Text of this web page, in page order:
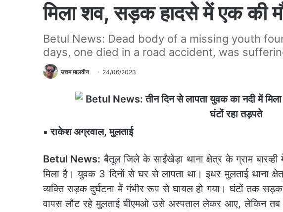
मिला शव, सड़क हादसे में एक की
Betul News: Dead body of a missing youth
days, one died in a road accident, was
उत्तम मालवीय 24/06/2023
▪️ राकेश अग्रवाल, मुलताई
Betul News: बैतूल जिले के साईंखेड़ा थाना क्षेत्र के ग्राम
मिला है। युवक 3 दिनों से घर से लापता था। इधर मुलताई थाना
व्यक्ति सड़क दुर्घटना में गंभीर रूप से घायल हो गया। घंटों तक
वापस लौट रहे मुलताई बीएमओ उसे अस्पताल लेकर आए, लेकिन तब